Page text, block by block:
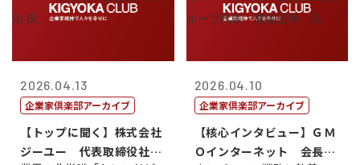
2026.04.13
企業家倶楽部アーカイブ
【トップに聞く】株式会社
ジーユー 代表取締役社
2026.04.10
企業家倶楽部アーカイブ
【核心インタビュー】ＧＭ
Ｏインターネット 会長兼